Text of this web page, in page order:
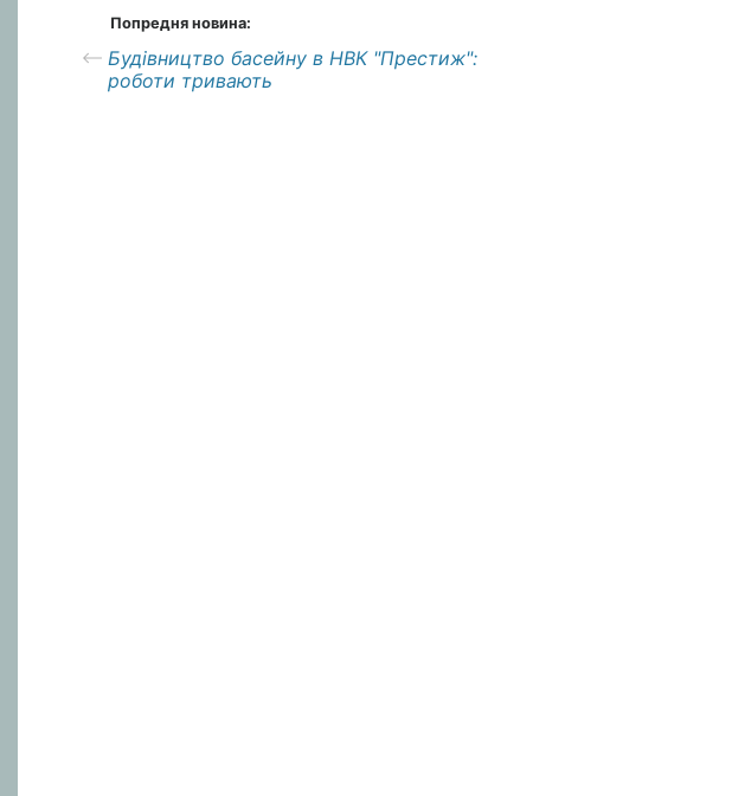
Попредня новина:
Будівництво басейну в НВК "Престиж":
роботи тривають